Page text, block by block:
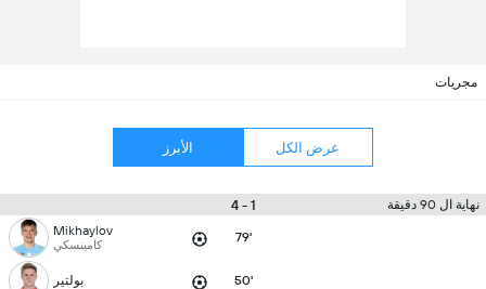
مجريات
عرض الكل الأبرز
نهاية ال 90 دقيقة 1 - 4
79'
Mikhaylov
كامينسكي
50' بولتير